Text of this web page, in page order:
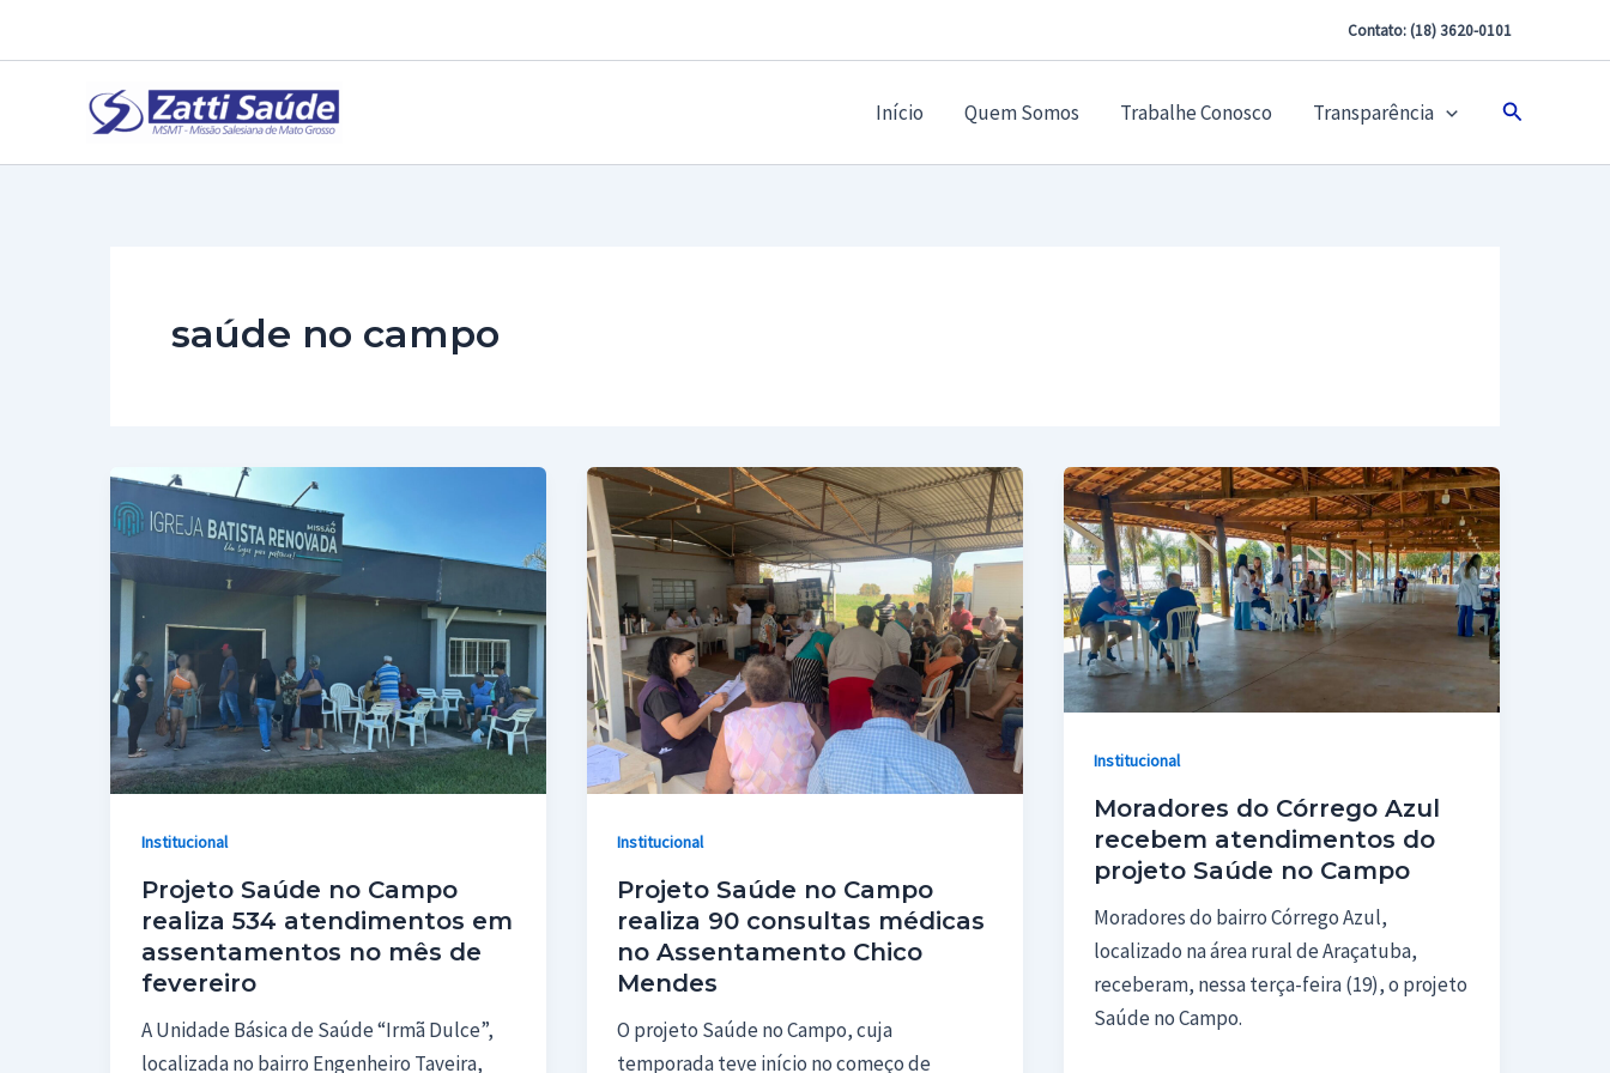
Contato: (18) 3620-0101
Início Quem Somos Trabalhe Conosco Transparência Pesquisar
saúde no campo
Institucional
Projeto Saúde no Campo
realiza 534 atendimentos em
assentamentos no mês de
fevereiro
A Unidade Básica de Saúde “Irmã Dulce”,
localizada no bairro Engenheiro Taveira,
Institucional
Projeto Saúde no Campo
realiza 90 consultas médicas
no Assentamento Chico
Mendes
O projeto Saúde no Campo, cuja
temporada teve início no começo de
Institucional
Moradores do Córrego Azul
recebem atendimentos do
projeto Saúde no Campo
Moradores do bairro Córrego Azul,
localizado na área rural de Araçatuba,
receberam, nessa terça-feira (19), o projeto
Saúde no Campo.